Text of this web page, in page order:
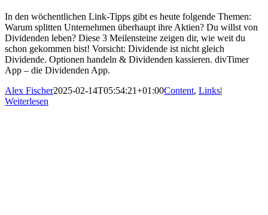
In den wöchentlichen Link-Tipps gibt es heute folgende Themen:
Warum splitten Unternehmen überhaupt ihre Aktien? Du willst von
Dividenden leben? Diese 3 Meilensteine zeigen dir, wie weit du
schon gekommen bist! Vorsicht: Dividende ist nicht gleich
Dividende. Optionen handeln & Dividenden kassieren. divTimer
App – die Dividenden App.
Alex Fischer2025-02-14T05:54:21+01:00Content, Links|
Weiterlesen